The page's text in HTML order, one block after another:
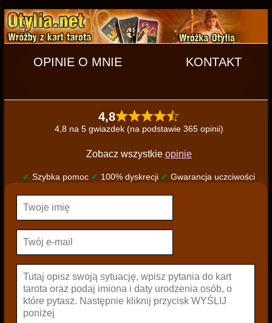
OPINIE O MNIE KONTAKT
4,8
4,8 na 5 gwiazdek (na podstawie 365 opinii)
Zobacz wszystkie opinie
✔ Szybka pomoc ✔ 100% dyskrecji ✔ Gwarancja uczciwości